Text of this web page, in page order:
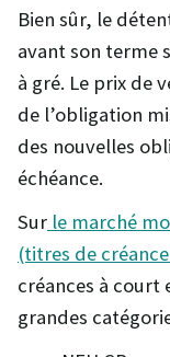
Bien sûr, le
avant son terme
à gré. Le prix de
de l’obligation
des nouvelles
échéance.
Sur le marché
(titres de
créances à court
grandes